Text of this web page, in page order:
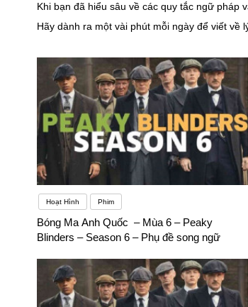
Khi bạn đã hiểu sâu về các quy tắc ngữ pháp
Hãy dành ra một vài phút mỗi ngày để viết
yêu thích với ngôn ngữ đó. Có người học
hơn.Nhưng cũng có người học tiếng Anh
thân, sự kiên trì sẽ dần bị hao mòn.Vậy nên
Hoạt Hình Phim
Bóng Ma Anh Quốc – Mùa 6 – Peaky
Blinders – Season 6 – Phụ đề song ngữ